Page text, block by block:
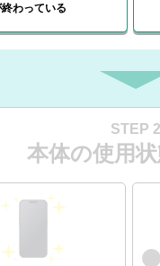
終わっている
STEP 2
本体の使用